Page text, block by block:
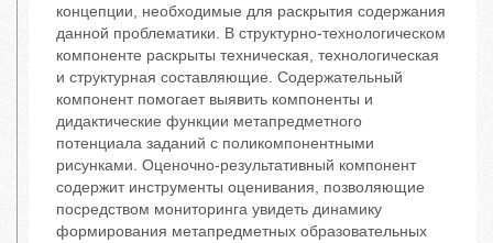
концепции, необходимые для раскрытия содержания
данной проблематики. В структурно-технологическом
компоненте раскрыты техническая, технологическая
и структурная составляющие. Содержательный
компонент помогает выявить компоненты и
дидактические функции метапредметного
потенциала заданий с поликомпонентными
рисунками. Оценочно-результативный компонент
содержит инструменты оценивания, позволяющие
посредством мониторинга увидеть динамику
формирования метапредметных образовательных